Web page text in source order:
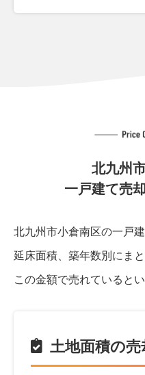
北九州
一戸建て売
北九州市小倉南区の一戸
延床面積、築年数別にまと
この金額で売れていると
土地面積の